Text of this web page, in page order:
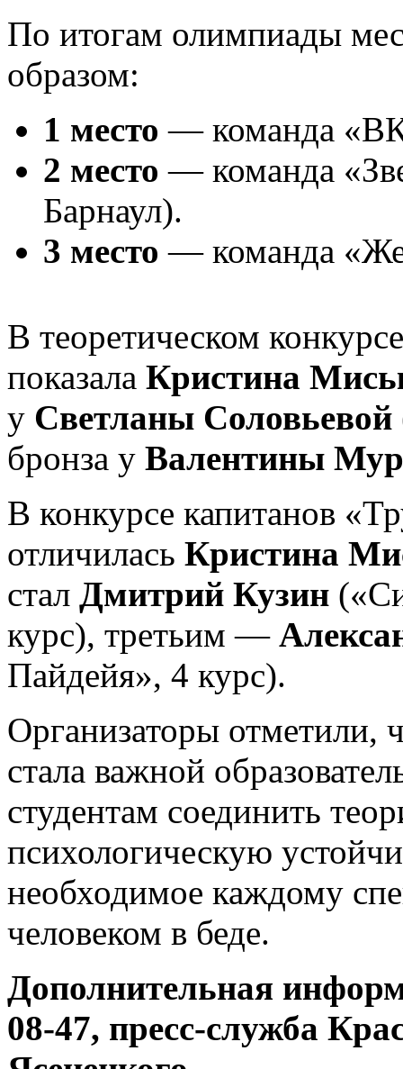
По итогам олимпиады
образом:
1 место — команда
2 место — команда
Барнаул).
3 место — команда
В теоретическом
показала Кристина
у Светланы Соловьевой
бронза у Валентины
В конкурсе капитанов
отличилась Кристина
стал Дмитрий Кузин
курс), третьим —
Пайдейя», 4 курс).
Организаторы отметили,
стала важной
студентам соединить
психологическую
необходимое каждому
человеком в беде.
Дополнительная
08-47, пресс-служба